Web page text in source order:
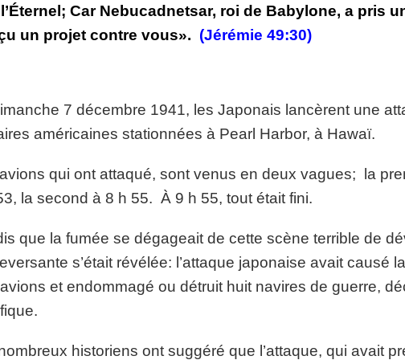
www.lafoiapostolique.org/wp-
lasse-rempli-de-tritesse.mp3
Car Nebucadnetsar, roi de Babylone, a pris
un projet contre vous». (Jérémie 49:30)
7 décembre 1941, les Japonais lancèrent une
américaines stationnées à Pearl Harbor, à Hawaï.
qui ont attaqué, sont venus en deux vagues; la
la second à 8 h 55. À 9 h 55, tout était fini.
que la fumée se dégageait de cette scène terrible de
s’était révélée: l’attaque japonaise avait causé
et endommagé ou détruit huit navires de guerre,
historiens ont suggéré que l’attaque, qui avait